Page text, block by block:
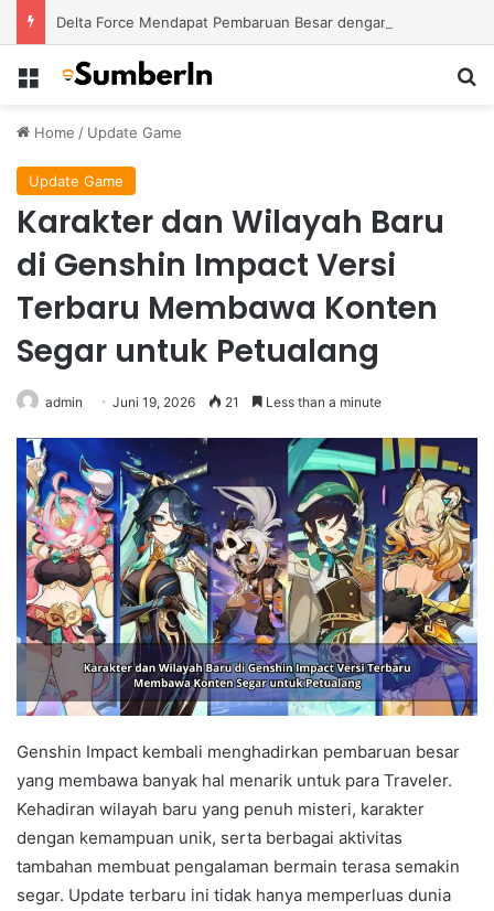
Menu
Home / Update Game
Update Game
Karakter dan Wilayah Baru
di Genshin Impact Versi
Terbaru Membawa Konten
Segar untuk Petualang
admin Juni 19, 2026 21 Less than a minute
Genshin Impact kembali menghadirkan pembaruan besar
yang membawa banyak hal menarik untuk para Traveler.
Kehadiran wilayah baru yang penuh misteri, karakter
dengan kemampuan unik, serta berbagai aktivitas
tambahan membuat pengalaman bermain terasa semakin
segar. Update terbaru ini tidak hanya memperluas dunia